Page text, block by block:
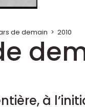
de demain > 2010
à